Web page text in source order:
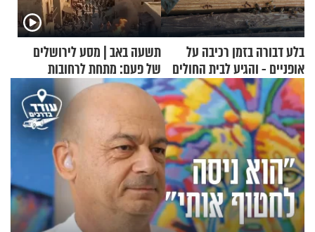
בלע דבורה בזמן רכיבה על
אופניים - והגיע לבית החולים
במצב מסכן חיים
תשעה באב | מסע לירושלים
של פעם: מתחת לרחובות
ירושלים